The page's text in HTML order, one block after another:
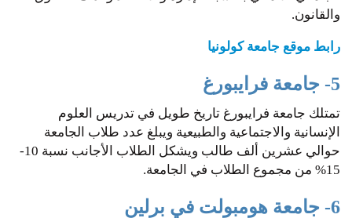
والقانون.
رابط موقع جامعة كولونيا
5- جامعة فرايبورغ
تمتلك جامعة فرايبورغ تاريخ طويل في تدريس العلوم
الإنسانية والاجتماعية والطبيعية ويبلغ عدد طلاب الجامعة
حوالي عشرين ألف طالب ويشكل الطلاب الأجانب نسبة 10-
15% من مجموع الطلاب في الجامعة.
6- جامعة هومبولت في برلين